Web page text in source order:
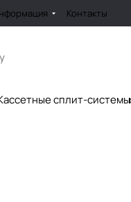
Контакты
сплит-системы